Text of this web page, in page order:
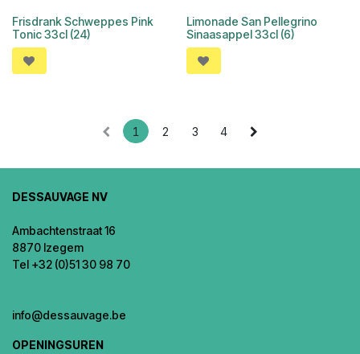
Frisdrank Schweppes Pink
Tonic 33cl (24)
Limonade San Pellegrino
Sinaasappel 33cl (6)
1 2 3 4
DESSAUVAGE NV
Ambachtenstraat 16
8870 Izegem
Tel +32 (0)51 30 98 70
info@dessauvage.be
OPENINGSUREN